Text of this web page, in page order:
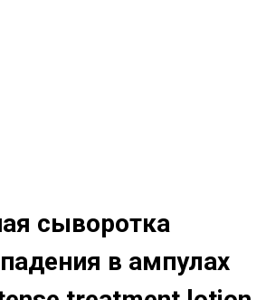
сыворотка
в ампулах